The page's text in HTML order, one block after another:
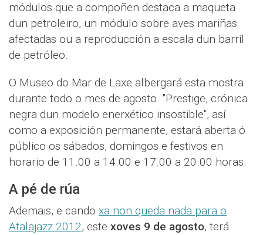
módulos que a compoñen destaca a maqueta
dun petroleiro, un módulo sobre aves mariñas
afectadas ou a reproducción a escala dun barril
de petróleo.
O Museo do Mar de Laxe albergará esta mostra
durante todo o mes de agosto. "Prestige, crónica
negra dun modelo enerxético insostible", así
como a exposición permanente, estará aberta ó
público os sábados, domingos e festivos en
horario de 11.00 a 14.00 e 17.00 a 20.00 horas.
A pé de rúa
Ademais, e cando xa non queda nada para o
Atalajazz 2012, este xoves 9 de agosto, terá